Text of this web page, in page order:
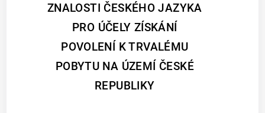
ZNALOSTI ČESKÉHO JAZYKA
PRO ÚČELY ZÍSKÁNÍ
POVOLENÍ K TRVALÉMU
POBYTU NA ÚZEMÍ ČESKÉ
REPUBLIKY